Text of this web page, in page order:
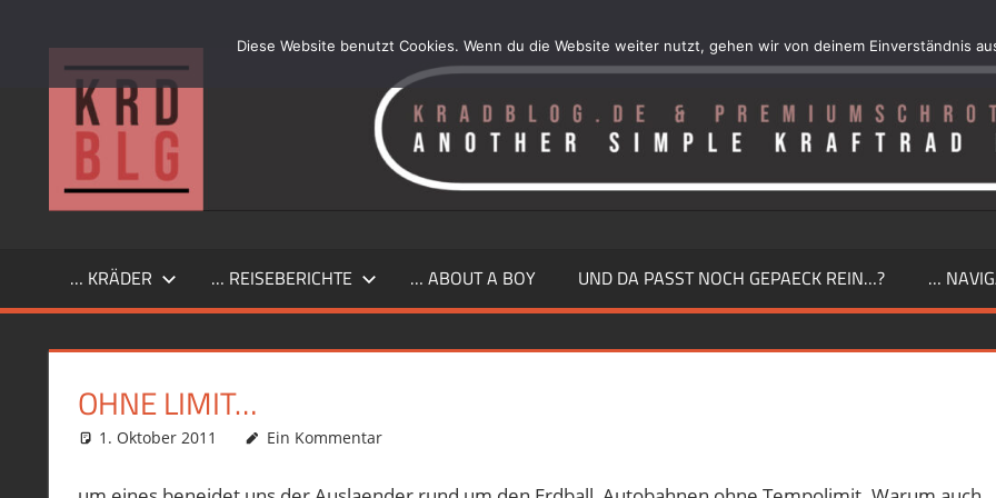
…
another
simple
Kraftrad
… KRÄDER … REISEBERICHTE … ABOUT A BOY UND DA PASST NOCH GEPAECK REIN…? …
OHNE LIMIT…
1. Oktober 2011 phil
Allgemein,Motorrad
Ein Kommentar
Diese Website benutzt Cookies. Wenn du die Website weiter nutzt, gehen wir von deinem Einverständnis